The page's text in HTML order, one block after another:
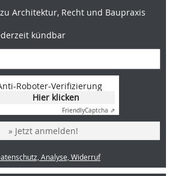
Architektur, Recht und Baupraxis
kündbar
Roboter-Verifizierung
Hier klicken
FriendlyCaptcha ⇗
» Jetzt anmelden!
Analyse, Widerruf